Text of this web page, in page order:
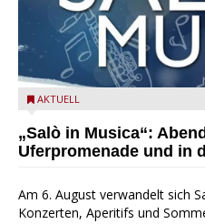
Salò in Musica 2026
AKTUELL
„Salò in Musica“:
Uferpromenade und in
Am 6. August verwandelt sich
Konzerten, Aperitifs und